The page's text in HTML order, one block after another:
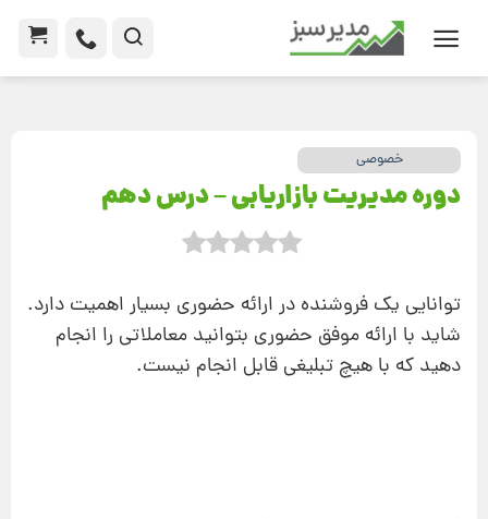
خصوصی
دوره مدیریت بازاریابی – درس دهم
توانایی یک فروشنده در ارائه حضوری بسیار اهمیت دارد.
شاید با ارائه موفق حضوری بتوانید معاملاتی را انجام
دهید که با هیچ تبلیغی قابل انجام نیست.